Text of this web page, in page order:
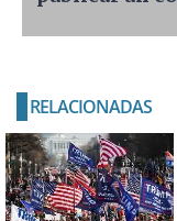
RELACIONADAS